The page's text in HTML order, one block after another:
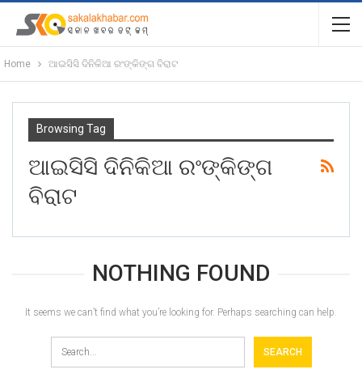
Home ଆଇସିସି ଦିନିକିଆ ରଂଙ୍କିଙ୍ଗ ବିରାଟ
Browsing Tag
ଆଇସିସି ଦିନିକିଆ ରଂଙ୍କିଙ୍ଗ
ବିରାଟ
NOTHING FOUND
It seems we can’t find what you’re looking for. Perhaps searching can help.